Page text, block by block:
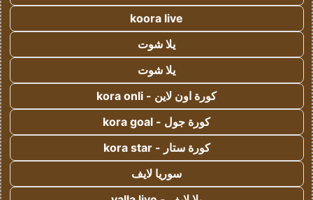
koora live
يلا شوت
يلا شوت
كورة اون لاين - kora onli
كورة جول - kora goal
كورة ستار - kora star
سوريا لايف